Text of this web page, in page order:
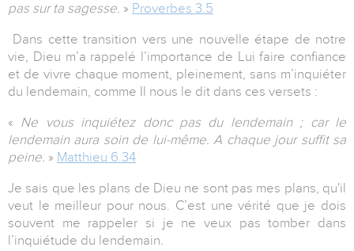
pas sur ta sagesse. » Proverbes 3.5
Dans cette transition vers une nouvelle étape de notre
vie, Dieu m’a rappelé l’importance de Lui faire confiance
et de vivre chaque moment, pleinement, sans m’inquiéter
du lendemain, comme Il nous le dit dans ces versets :
« Ne vous inquiétez donc pas du lendemain ; car le
lendemain aura soin de lui-même. A chaque jour suffit sa
peine. » Matthieu 6.34
Je sais que les plans de Dieu ne sont pas mes plans, qu'il
veut le meilleur pour nous. C’est une vérité que je dois
souvent me rappeler si je ne veux pas tomber dans
l’inquiétude du lendemain.